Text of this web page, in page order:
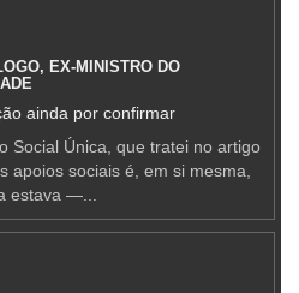
EX-MINISTRO DO
ainda por confirmar
Social Única, que tratei no artigo
apoios sociais é, em si mesma,
estava —...